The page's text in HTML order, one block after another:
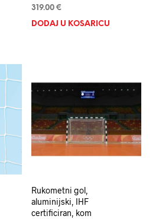
319.00 €
DODAJ U KOŠARICU
Rukometni gol,
aluminijski, IHF
certificiran, kom